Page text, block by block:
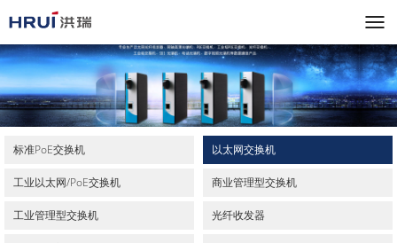
标准PoE交换机 以太网交换机
工业以太网/PoE交换机 商业管理型交换机
工业管理型交换机 光纤收发器